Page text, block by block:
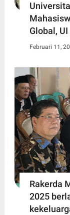
Global,
Februari 11,
Rakerda
2025